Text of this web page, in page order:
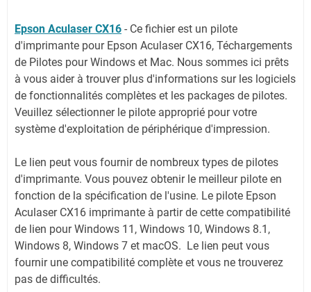
Epson Aculaser CX16 - Ce fichier est un pilote
d'imprimante pour Epson Aculaser CX16, Téchargements
de Pilotes pour Windows et Mac. Nous sommes ici prêts
à vous aider à trouver plus d'informations sur les logiciels
de fonctionnalités complètes et les packages de pilotes.
Veuillez sélectionner le pilote approprié pour votre
système d'exploitation de périphérique d'impression.
Le lien peut vous fournir de nombreux types de pilotes
d'imprimante. Vous pouvez obtenir le meilleur pilote en
fonction de la spécification de l'usine. Le pilote Epson
Aculaser CX16 imprimante à partir de cette compatibilité
de lien pour Windows 11, Windows 10, Windows 8.1,
Windows 8, Windows 7 et macOS. Le lien peut vous
fournir une compatibilité complète et vous ne trouverez
pas de difficultés.